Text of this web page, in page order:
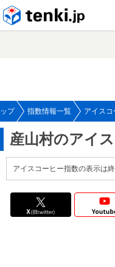
プ 指数情報一覧 アイス
産山村のアイ
アイスコーヒー指数の表示は終